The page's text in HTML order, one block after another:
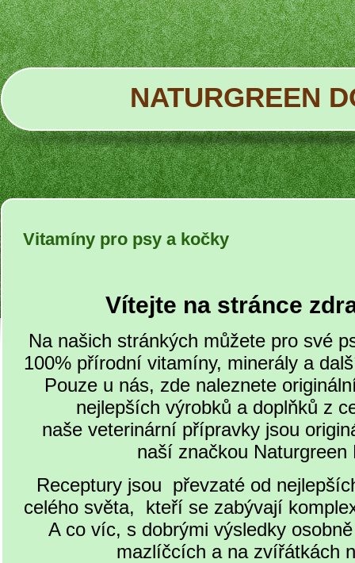
NATURGREEN
Vitamíny pro psy a kočky
Vítejte na stránce
Na našich stránkých můžete pro své
100% přírodní vitamíny, minerály a
Pouze u nás, zde naleznete
nejlepších výrobků a doplňků z
naše veterinární přípravky jsou
naší značkou
Receptury jsou převzaté od
celého světa, kteří se zabývají
A co víc, s dobrými výsledky
mazlíčcích a na zvířátkách